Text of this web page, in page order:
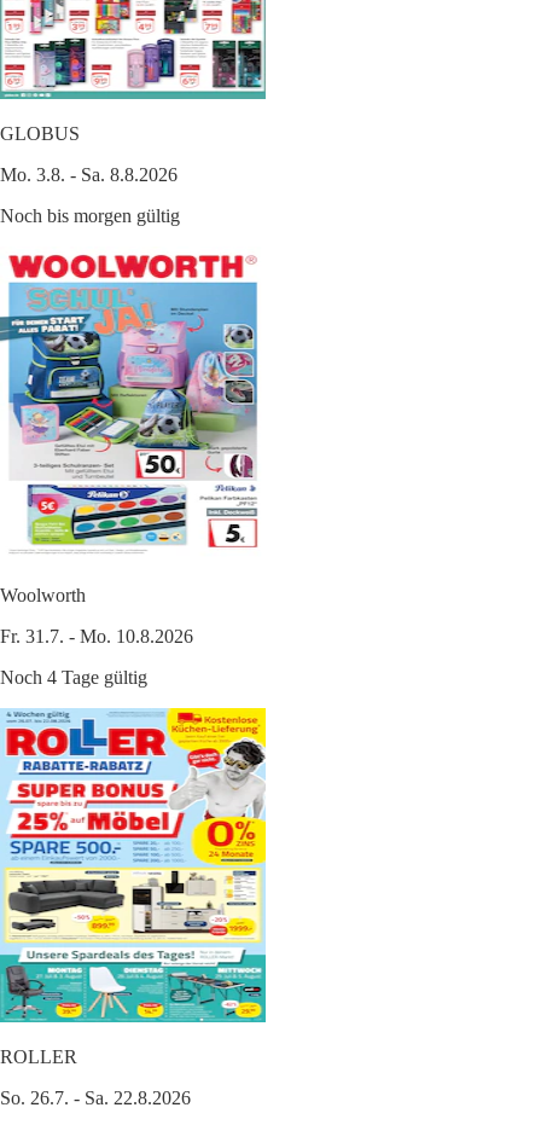
GLOBUS
Mo. 3.8. - Sa. 8.8.2026
Noch bis morgen gültig
Woolworth
Fr. 31.7. - Mo. 10.8.2026
Noch 4 Tage gültig
ROLLER
So. 26.7. - Sa. 22.8.2026